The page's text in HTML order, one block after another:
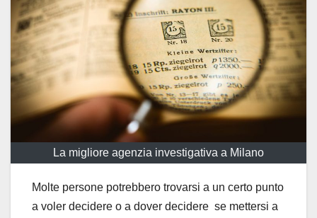
La migliore agenzia investigativa a Milano
Molte persone potrebbero trovarsi a un certo punto
a voler decidere o a dover decidere se mettersi a